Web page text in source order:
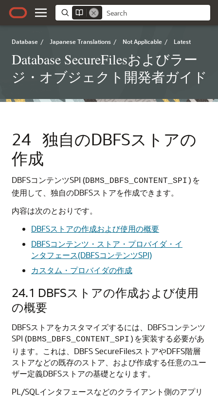
Database / Japanese Translations / Not Applicable / Latest
Database SecureFilesおよびラー
ジ・オブジェクト開発者ガイド
24 独自のDBFSストアの
作成
DBFSコンテンツSPI (DBMS_DBFS_CONTENT_SPI) を
使用して、独自のDBFSストアを作成できます。
内容は次のとおりです。
DBFSストアの作成および使用の概要
DBFSコンテンツ・ストア・プロバイダ・イ
ンタフェース(DBFSコンテンツSPI)
カスタム・プロバイダの作成
24.1 DBFSストアの作成および使用
の概要
DBFSストアをカスタマイズするには、DBFSコンテンツ
SPI (DBMS_DBFS_CONTENT_SPI) を実装する必要があ
ります。これは、DBFS SecureFilesストアやDFFS階層
ストアなどの既存のストア、および作成する任意のユー
ザー定義DBFSストアの基礎となります。
PL/SQLインタフェースなどのクライアント側のアプリ